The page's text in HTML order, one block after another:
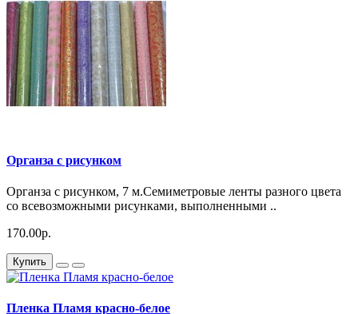
Органза с рисунком
Органза с рисунком, 7 м.Семиметровые ленты разного цвета
со всевозможными рисунками, выполненными ..
170.00р.
Купить
Пленка Пламя красно-белое